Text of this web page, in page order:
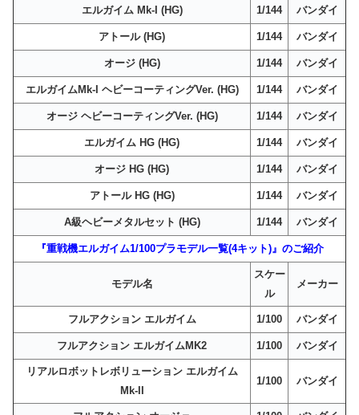
エルガイム Mk-I (HG) 1/144 バンダイ
アトール (HG) 1/144 バンダイ
オージ (HG) 1/144 バンダイ
エルガイムMk-I ヘビーコーティングVer. (HG) 1/144 バンダイ
オージ ヘビーコーティングVer. (HG) 1/144 バンダイ
エルガイム HG (HG) 1/144 バンダイ
オージ HG (HG) 1/144 バンダイ
アトール HG (HG) 1/144 バンダイ
A級ヘビーメタルセット (HG) 1/144 バンダイ
『重戦機エルガイム1/100プラモデル一覧(4キット)』のご紹介
モデル名
スケー
ル
メーカー
フルアクション エルガイム 1/100 バンダイ
フルアクション エルガイムMK2 1/100 バンダイ
リアルロボットレボリューション エルガイム
Mk-II
1/100 バンダイ